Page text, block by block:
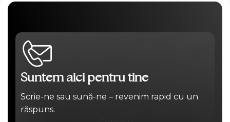
Suntem aici pentru tine
Scrie-ne sau sună-ne – revenim rapid cu un
răspuns.